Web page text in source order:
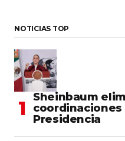
NOTICIAS TOP
Sheinbaum
coordinaciones
Presidencia